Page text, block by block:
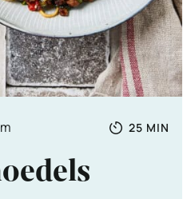
Totale
25 MIN